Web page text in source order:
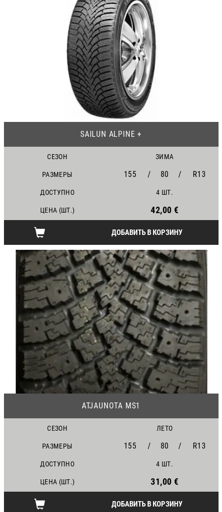
SAILUN ALPINE +
СЕЗОН ЗИМА
РАЗМЕРЫ 155 / 80 / R13
ДОСТУПНО 4 ШТ.
ЦЕНА (ШТ.) 42,00 €
ДОБАВИТЬ В КОРЗИНУ
ATJAUNOTA MS1
СЕЗОН ЛЕТО
РАЗМЕРЫ 155 / 80 / R13
ДОСТУПНО 4 ШТ.
ЦЕНА (ШТ.) 31,00 €
ДОБАВИТЬ В КОРЗИНУ